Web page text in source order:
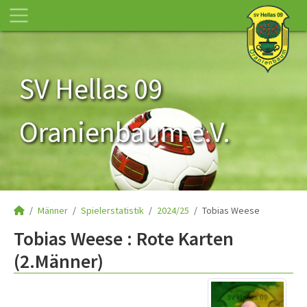
SV Hellas 09
Oranienbaum e.V.
Männer Spielerstatistik 2024/25 Tobias Weese
Tobias Weese : Rote Karten
(2.Männer)